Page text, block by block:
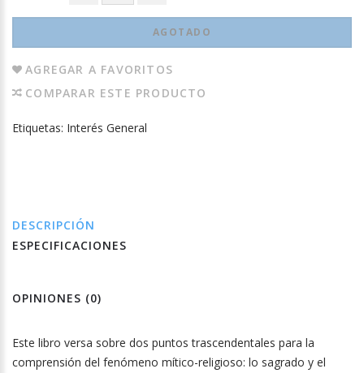
AGOTADO
AGREGAR A FAVORITOS
COMPARAR ESTE PRODUCTO
Etiquetas: Interés General
DESCRIPCIÓN
ESPECIFICACIONES
OPINIONES (0)
Este libro versa sobre dos puntos trascendentales para la
comprensión del fenómeno mítico-religioso: lo sagrado y el